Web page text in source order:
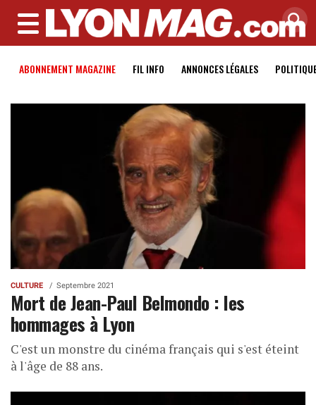
MENU
ABONNEMENT MAGAZINE FIL INFO ANNONCES LÉGALES
CULTURE Septembre 2021
Mort de Jean-Paul Belmondo : les
hommages à Lyon
C'est un monstre du cinéma français qui s'est éteint
à l'âge de 88 ans.